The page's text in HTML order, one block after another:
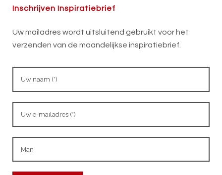
Inschrijven Inspiratiebrief
Uw mailadres wordt uitsluitend gebruikt voor het
verzenden van de maandelijkse inspiratiebrief.